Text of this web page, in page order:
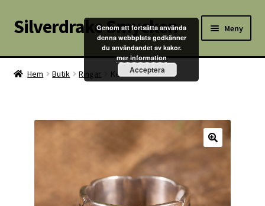
Hoppa
till
Hoppa
till
Silverdrake Smycken Meny
Hem
Kontakta oss
Hem Butik Ringar Keltiskt mönster
Genom att fortsätta använda
denna webbplats godkänner
du användandet av kakor.
mer information
Acceptera